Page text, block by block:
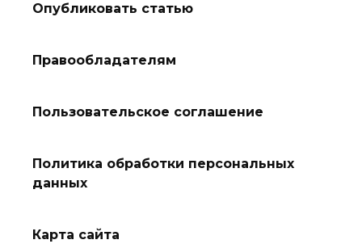
Опубликовать статью
Правообладателям
Пользовательское соглашение
Политика обработки персональных
данных
Карта сайта